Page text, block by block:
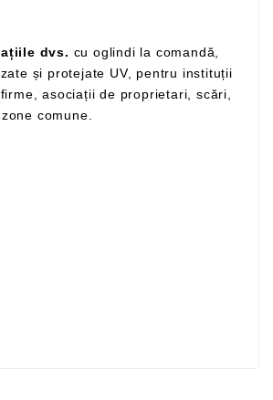
dvs. cu oglindi la comandă,
și protejate UV, pentru instituții
asociații de proprietari, scări,
comune.